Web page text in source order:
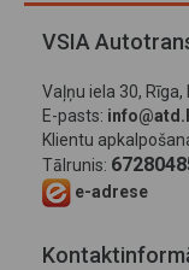
VSIA
Vaļņu iela 30, Rīga,
E-pasts:
Klientu
Tālrunis:
e-adrese